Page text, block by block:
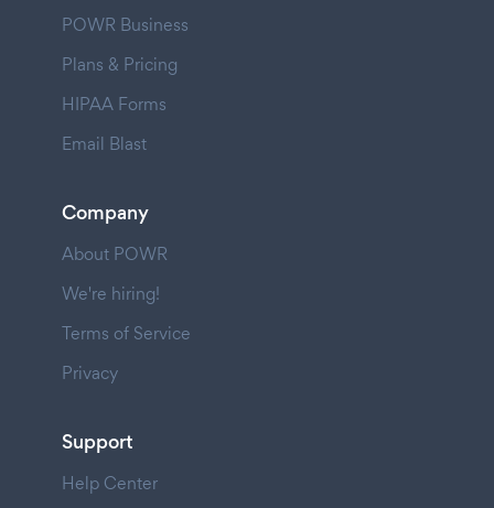
POWR Business
Plans & Pricing
HIPAA Forms
Email Blast
Company
About POWR
We're hiring!
Terms of Service
Privacy
Support
Help Center